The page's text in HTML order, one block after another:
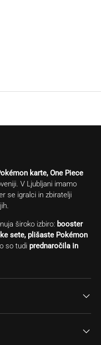
karte, One Piece
V Ljubljani imamo
se igralci in zbiratelji
široko izbiro: booster
sete, plišaste Pokémon
so tudi prednaročila in